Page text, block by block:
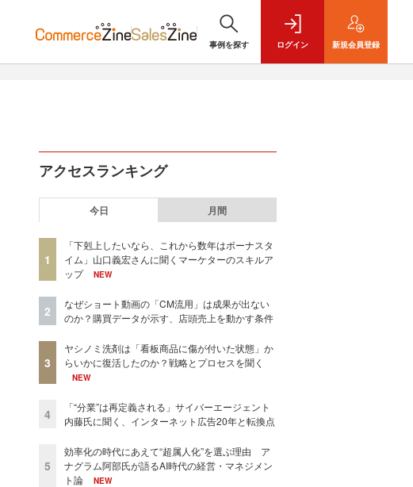
事例を探す ログイン 新規会員登録
アクセスランキング
今日 月間
1
「下剋上したいなら、これから数年はボーナスタ
イム」山口義宏さんに聞くマーケターのスキルア
ップ
NEW
2
なぜショート動画の「CM流用」は成果が出ない
のか？購買データが示す、店頭売上を動かす条件
3
ヤシノミ洗剤は「看板商品に傷が付いた状態」か
らいかに復活したのか？戦略とプロセスを聞く
NEW
4
「“分業”は再定義される」サイバーエージェント
内藤氏に聞く、インターネット広告20年と転換点
5
効率化の時代にあえて“超属人化”を選ぶ理由 ア
ナグラム阿部氏が語るAI時代の経営・マネジメン
ト論
NEW